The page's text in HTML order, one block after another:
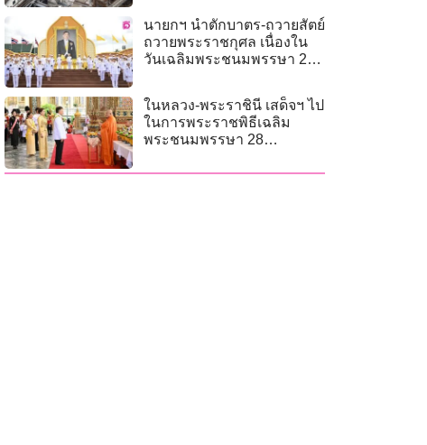
นายกฯ นำตักบาตร-ถวายสัตย์
ถวายพระราชกุศล เนื่องใน
วันเฉลิมพระชนมพรรษา 28
ในหลวง-พระราชินี เสด็จฯ ไป
ในการพระราชพิธีเฉลิม
พระชนมพรรษา 28